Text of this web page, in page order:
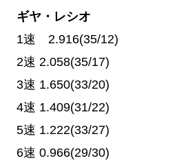
ギヤ・レシオ
1速 2.916(35/12)
2速 2.058(35/17)
3速 1.650(33/20)
4速 1.409(31/22)
5速 1.222(33/27)
6速 0.966(29/30)